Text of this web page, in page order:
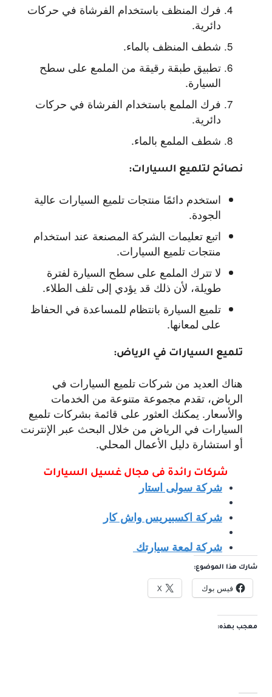
فرك المنظف باستخدام الفرشاة في حركات
دائرية.
شطف المنظف بالماء.
تطبيق طبقة رقيقة من الملمع على سطح
السيارة.
فرك الملمع باستخدام الفرشاة في حركات
دائرية.
شطف الملمع بالماء.
نصائح لتلميع السيارات:
استخدم دائمًا منتجات تلميع السيارات عالية
الجودة.
اتبع تعليمات الشركة المصنعة عند استخدام
منتجات تلميع السيارات.
لا تترك الملمع على سطح السيارة لفترة
طويلة، لأن ذلك قد يؤدي إلى تلف الطلاء.
تلميع السيارة بانتظام للمساعدة في الحفاظ
على لمعانها.
تلميع السيارات في الرياض:
هناك العديد من شركات تلميع السيارات في
الرياض، تقدم مجموعة متنوعة من الخدمات
والأسعار. يمكنك العثور على قائمة بشركات تلميع
السيارات في الرياض من خلال البحث عبر الإنترنت
أو استشارة دليل الأعمال المحلي.
شركات رائدة فى مجال غسيل السيارات
شركة سولى استار
شركة اكسبيريس واش كار
شركة لمعة سيارتك
شارك هذا الموضوع:
فيس بوك X
معجب بهذه: